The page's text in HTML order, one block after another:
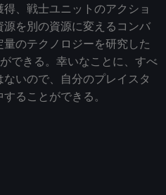
、戦士ユニットのアクショ
を別の資源に変えるコンバ
のテクノロジーを研究した
できる。幸いなことに、すべ
いので、自分のプレイスタ
ることができる。